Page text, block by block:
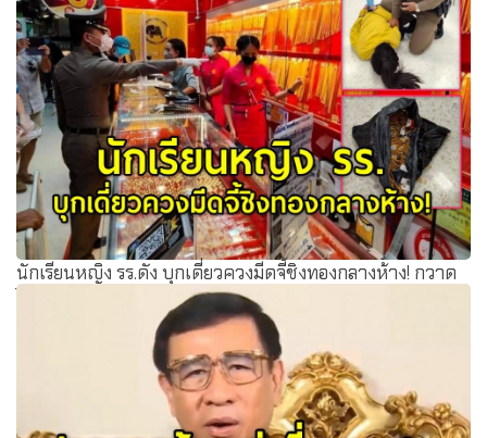
นักเรียนหญิง รร.ดัง บุกเดี่ยวควงมีดจี้ชิงทองกลางห้าง! กวาด